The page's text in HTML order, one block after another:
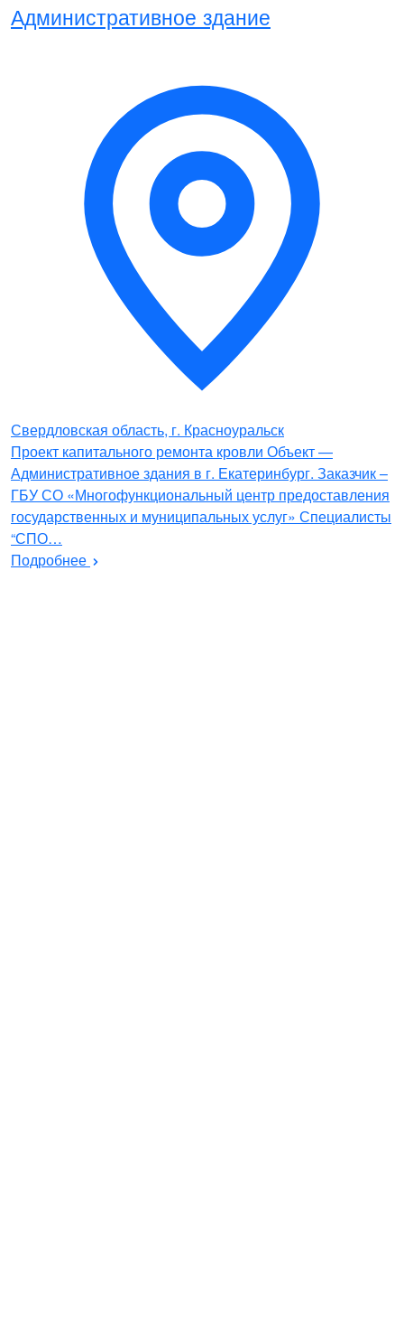
Административное здание
Свердловская область, г. Красноуральск
Проект капитального ремонта кровли Объект —
Административное здания в г. Екатеринбург. Заказчик –
ГБУ СО «Многофункциональный центр предоставления
государственных и муниципальных услуг» Специалисты
“СПО…
Подробнее